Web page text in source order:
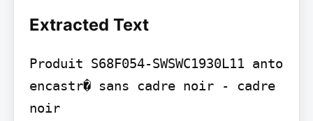
Extracted Text
Produit S68F054-SWSWC1930L11 anto
encastr� sans cadre noir - cadre
noir